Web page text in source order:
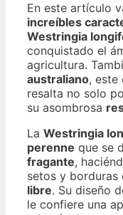
En este artículo
increíbles
Westringia
conquistado el
agricultura.
australiano, este
resalta no solo
su asombrosa
La Westringia
perenne que se
fragante,
setos y borduras
libre. Su diseño
le confiere una